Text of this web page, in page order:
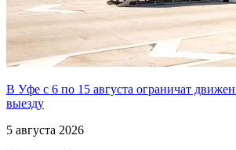
В Уфе с 6 по 15 августа ограничат
выезду
5 августа 2026